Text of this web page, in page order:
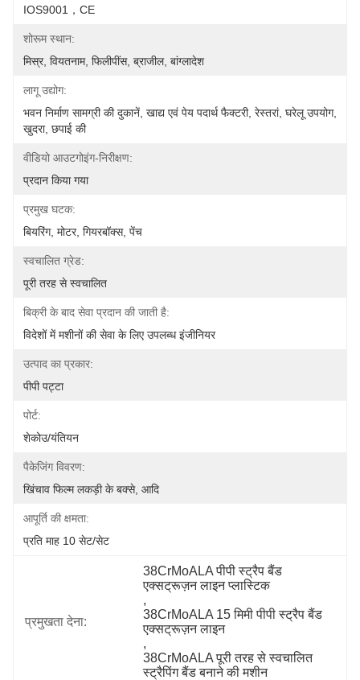
IOS9001，CE
शोरूम स्थान:
मिस्र, वियतनाम, फिलीपींस, ब्राजील, बांग्लादेश
लागू उद्योग:
भवन निर्माण सामग्री की दुकानें, खाद्य एवं पेय पदार्थ फैक्टरी, रेस्तरां, घरेलू उपयोग,
खुदरा, छपाई की
वीडियो आउटगोइंग-निरीक्षण:
प्रदान किया गया
प्रमुख घटक:
बियरिंग, मोटर, गियरबॉक्स, पेंच
स्वचालित ग्रेड:
पूरी तरह से स्वचालित
बिक्री के बाद सेवा प्रदान की जाती है:
विदेशों में मशीनों की सेवा के लिए उपलब्ध इंजीनियर
उत्पाद का प्रकार:
पीपी पट्टा
पोर्ट:
शेकोउ/यंतियन
पैकेजिंग विवरण:
खिंचाव फिल्म लकड़ी के बक्से, आदि
आपूर्ति की क्षमता:
प्रति माह 10 सेट/सेट
प्रमुखता देना:
38CrMoALA पीपी स्ट्रैप बैंड
एक्सट्रूज़न लाइन प्लास्टिक
,
38CrMoALA 15 मिमी पीपी स्ट्रैप बैंड
एक्सट्रूज़न लाइन
,
38CrMoALA पूरी तरह से स्वचालित
स्ट्रैपिंग बैंड बनाने की मशीन